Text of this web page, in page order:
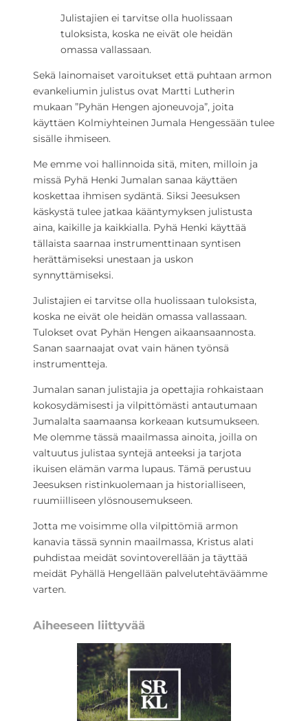
Julistajien ei tarvitse olla huolissaan
tuloksista, koska ne eivät ole heidän
omassa vallassaan.
Sekä lainomaiset varoitukset että puhtaan armon
evankeliumin julistus ovat Martti Lutherin
mukaan ”Pyhän Hengen ajoneuvoja”, joita
käyttäen Kolmiyhteinen Jumala Hengessään tulee
sisälle ihmiseen.
Me emme voi hallinnoida sitä, miten, milloin ja
missä Pyhä Henki Jumalan sanaa käyttäen
koskettaa ihmisen sydäntä. Siksi Jeesuksen
käskystä tulee jatkaa kääntymyksen julistusta
aina, kaikille ja kaikkialla. Pyhä Henki käyttää
tällaista saarnaa instrumenttinaan syntisen
herättämiseksi unestaan ja uskon
synnyttämiseksi.
Julistajien ei tarvitse olla huolissaan tuloksista,
koska ne eivät ole heidän omassa vallassaan.
Tulokset ovat Pyhän Hengen aikaansaannosta.
Sanan saarnaajat ovat vain hänen työnsä
instrumentteja.
Jumalan sanan julistajia ja opettajia rohkaistaan
kokosydämisesti ja vilpittömästi antautumaan
Jumalalta saamaansa korkeaan kutsumukseen.
Me olemme tässä maailmassa ainoita, joilla on
valtuutus julistaa syntejä anteeksi ja tarjota
ikuisen elämän varma lupaus. Tämä perustuu
Jeesuksen ristinkuolemaan ja historialliseen,
ruumiilliseen ylösnousemukseen.
Jotta me voisimme olla vilpittömiä armon
kanavia tässä synnin maailmassa, Kristus alati
puhdistaa meidät sovintoverellään ja täyttää
meidät Pyhällä Hengellään palvelutehtäväämme
varten.
Aiheeseen liittyvää